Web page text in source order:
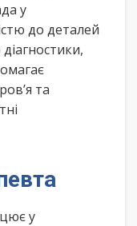
у
до деталей
та
у